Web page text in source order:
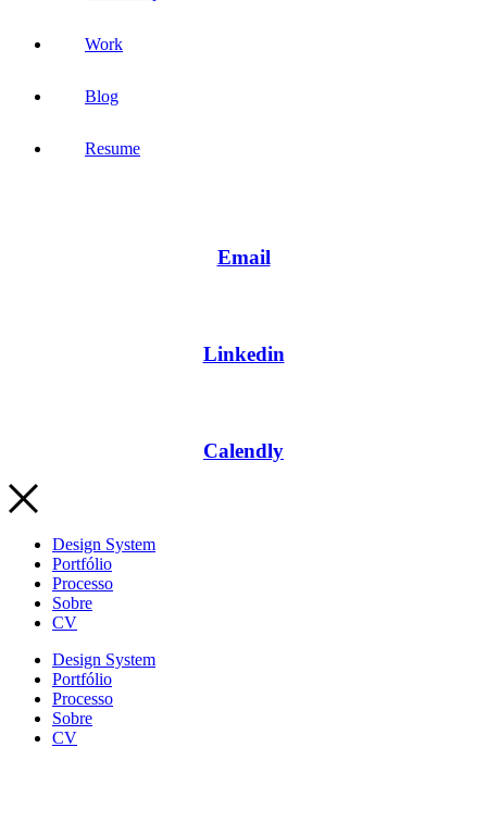
Work
Blog
Resume
Email
Linkedin
Calendly
Design System
Portfólio
Processo
Sobre
CV
Design System
Portfólio
Processo
Sobre
CV